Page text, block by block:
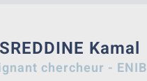
Kamal
chercheur - ENIB